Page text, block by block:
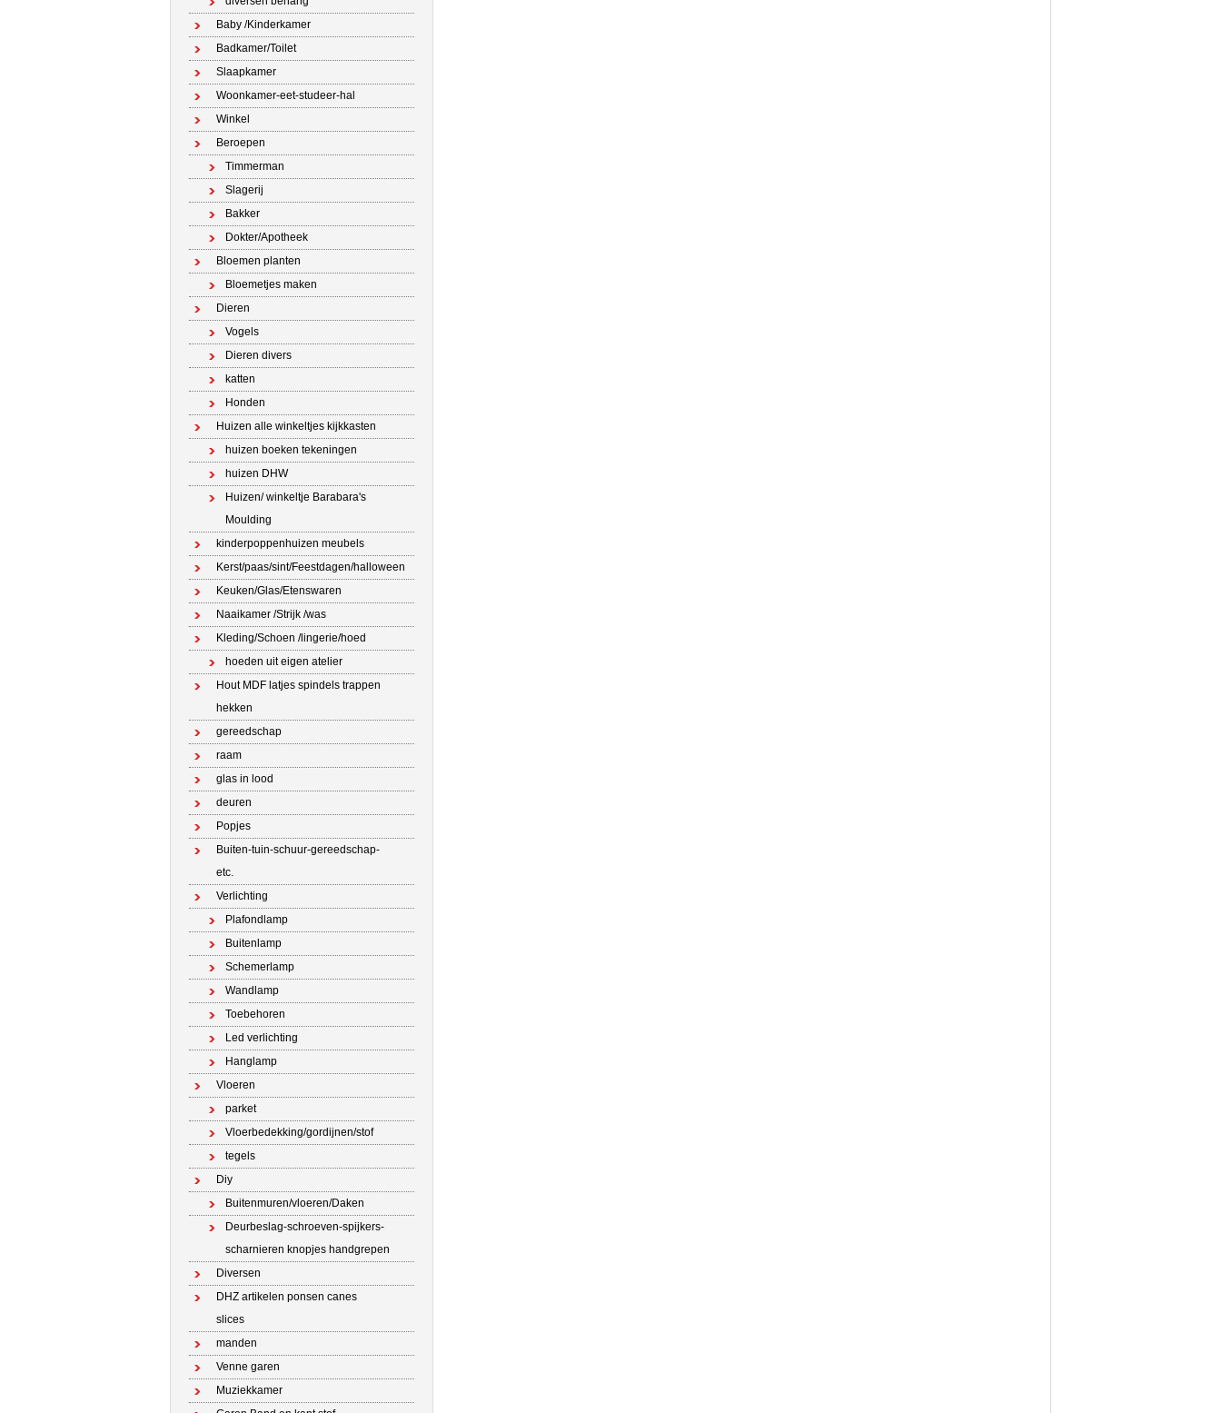
Baby /Kinderkamer
Badkamer/Toilet
Slaapkamer
Woonkamer-eet-studeer-hal
Winkel
Beroepen
Timmerman
Slagerij
Bakker
Dokter/Apotheek
Bloemen planten
Bloemetjes maken
Dieren
Vogels
Dieren divers
katten
Honden
Huizen alle winkeltjes kijkkasten
huizen boeken tekeningen
huizen DHW
Huizen/ winkeltje Barabara's
Moulding
kinderpoppenhuizen meubels
Kerst/paas/sint/Feestdagen/halloween
Keuken/Glas/Etenswaren
Naaikamer /Strijk /was
Kleding/Schoen /lingerie/hoed
hoeden uit eigen atelier
Hout MDF latjes spindels trappen
hekken
gereedschap
raam
glas in lood
deuren
Popjes
Buiten-tuin-schuur-gereedschap-
etc.
Verlichting
Plafondlamp
Buitenlamp
Schemerlamp
Wandlamp
Toebehoren
Led verlichting
Hanglamp
Vloeren
parket
Vloerbedekking/gordijnen/stof
tegels
Diy
Buitenmuren/vloeren/Daken
Deurbeslag-schroeven-spijkers-
scharnieren knopjes handgrepen
Diversen
DHZ artikelen ponsen canes
slices
manden
Venne garen
Muziekkamer